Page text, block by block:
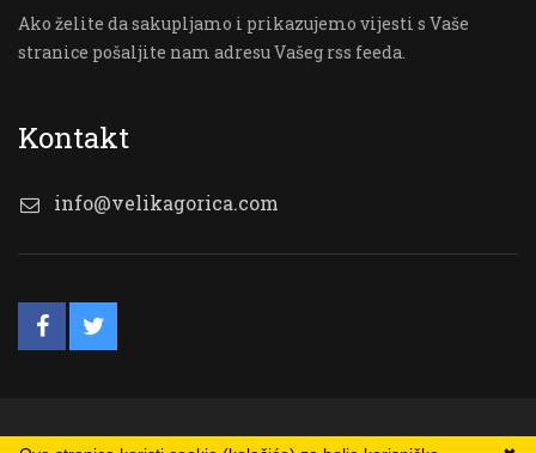
Ako želite da sakupljamo i prikazujemo vijesti s Vaše
stranice pošaljite nam adresu Vašeg rss feeda.
Kontakt
info@velikagorica.com
© VG Online